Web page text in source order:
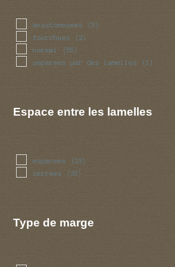
anastomosees (5)
fourchues (2)
normal (55)
separees par des lamelles (1)
Espace entre les lamelles
espacees (23)
serrees (35)
Type de marge